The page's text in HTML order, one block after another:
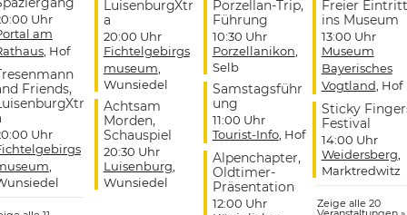
Uhr
am
, Hof
Friends,
Uhr
,
LuisenburgXtr
a
20:00 Uhr
Fichtelgebirgs
museum,
Wunsiedel
Achtsam
Morden,
Schauspiel
20:30 Uhr
Luisenburg,
Wunsiedel
Porzellan-Trip,
Führung
10:30 Uhr
Porzellanikon,
Selb
Samstagsführ
ung
11:00 Uhr
Tourist-Info, Hof
Alpenchapter,
Oldtimer-
Präsentation
12:00 Uhr
Freier Eintritt
ins Museum
13:00 Uhr
Museum
Bayerisches
Vogtland, Hof
Sticky
Festival
14:00 Uhr
Weidersberg,
Marktredwitz
Zeige alle 20